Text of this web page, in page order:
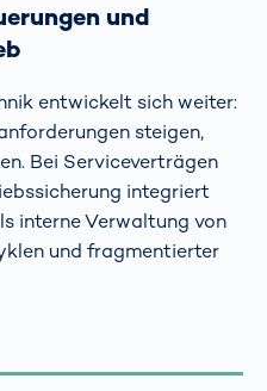
und
entwickelt sich weiter:
steigen,
Bei Serviceverträgen
integriert
interne Verwaltung von
und fragmentierter